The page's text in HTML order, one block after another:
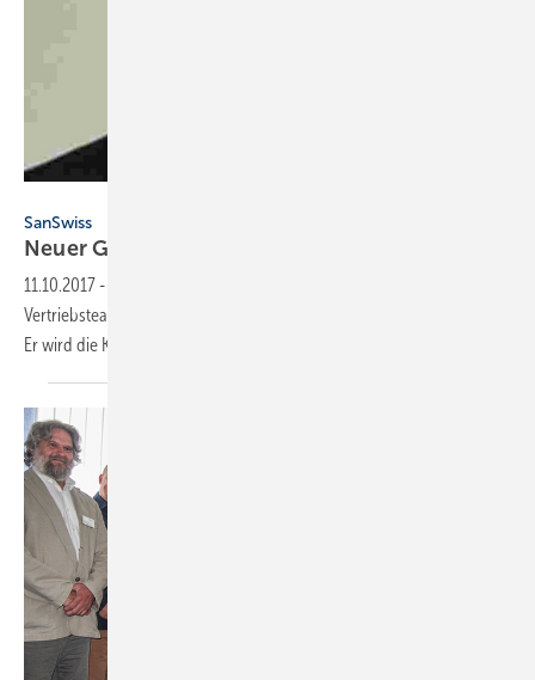
SanSwiss
Neuer Gebietsleiter
11.10.2017 -
Vertriebsteam des Duschwand-Herstellers aus dem Badischen Forst.
Er wird die Kunden in Bayern und Österreich